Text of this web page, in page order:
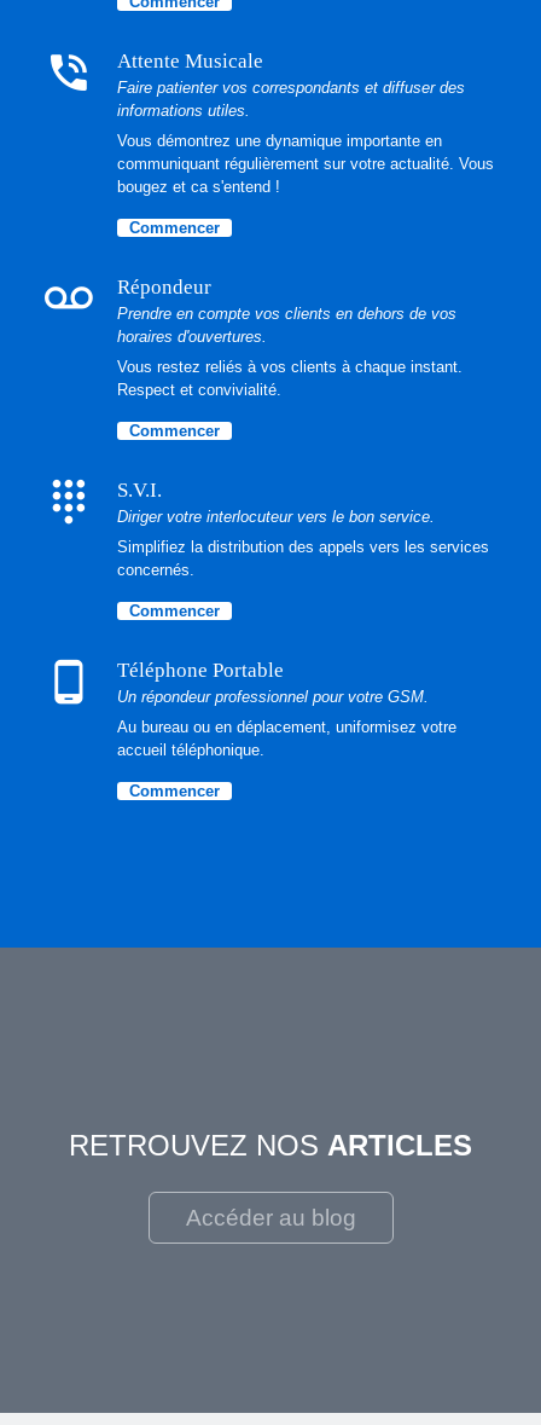
phone_in_talk Attente Musicale
Faire patienter vos correspondants et diffuser des
informations utiles.
Vous démontrez une dynamique importante en
communiquant régulièrement sur votre actualité. Vous
bougez et ca s'entend !
Commencer
voicemail Répondeur
Prendre en compte vos clients en dehors de vos
horaires d'ouvertures.
Vous restez reliés à vos clients à chaque instant.
Respect et convivialité.
Commencer
dialpad S.V.I.
Diriger votre interlocuteur vers le bon service.
Simplifiez la distribution des appels vers les services
concernés.
Commencer
phone_android Téléphone Portable
Un répondeur professionnel pour votre GSM.
Au bureau ou en déplacement, uniformisez votre
accueil téléphonique.
Commencer
RETROUVEZ NOS ARTICLES
Accéder au blog